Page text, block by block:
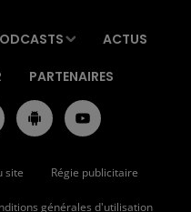
ACTUS
PARTENAIRES
site Régie publicitaire
générales d'utilisation